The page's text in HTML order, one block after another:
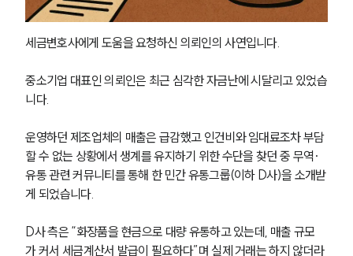
세금변호사에게 도움을 요청하신 의뢰인의 사연입니다.
중소기업 대표인 의뢰인은 최근 심각한 자금난에 시달리고 있었습
니다.
운영하던 제조업체의 매출은 급감했고 인건비와 임대료조차 부담
할 수 없는 상황에서 생계를 유지하기 위한 수단을 찾던 중 무역·
유통 관련 커뮤니티를 통해 한 민간 유통그룹(이하 D사)을 소개받
게 되었습니다.
D사 측은 “화장품을 현금으로 대량 유통하고 있는데, 매출 규모
가 커서 세금계산서 발급이 필요하다”며 실제 거래는 하지 않더라